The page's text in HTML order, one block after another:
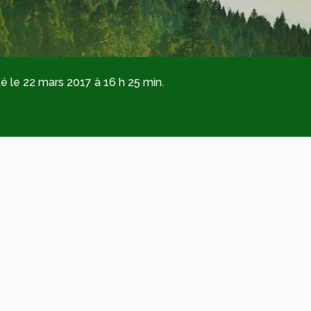
le 22 mars 2017 à 16 h 25 min.